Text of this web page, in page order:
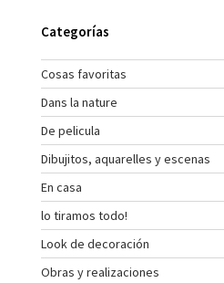
Categorías
Cosas favoritas
Dans la nature
De pelicula
Dibujitos, aquarelles y escenas
En casa
lo tiramos todo!
Look de decoración
Obras y realizaciones